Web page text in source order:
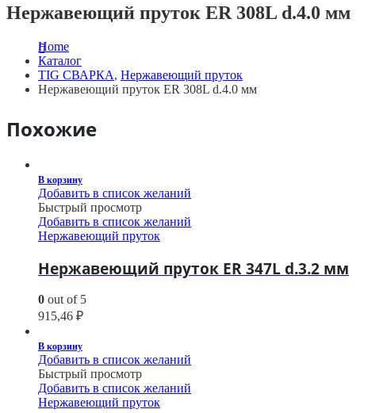
Нержавеющий пруток ER 308L d.4.0 мм
Home
Каталог
TIG СВАРКА, Нержавеющий пруток
Нержавеющий пруток ER 308L d.4.0 мм
Похожие
В корзину
Добавить в список желаний
Быстрый просмотр
Добавить в список желаний
Нержавеющий пруток
Нержавеющий пруток ER 347L d.3.2 мм
0 out of 5
915,46 ₽
В корзину
Добавить в список желаний
Быстрый просмотр
Добавить в список желаний
Нержавеющий пруток